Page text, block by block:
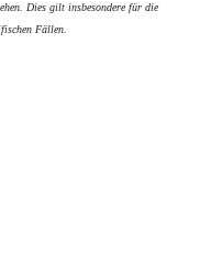
Dies gilt insbesondere für die
Fällen.